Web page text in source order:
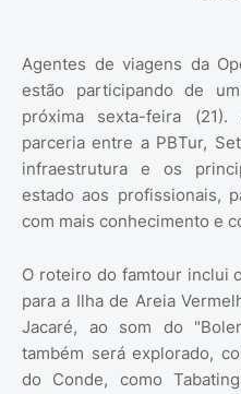
Agentes de viagens da
estão participando de
próxima sexta-feira
parceria entre a PBTur,
infraestrutura e os
estado aos profissionais,
com mais conhecimento e
O roteiro do famtour inclui
para a Ilha de Areia
Jacaré, ao som do
também será explorado,
do Conde, como